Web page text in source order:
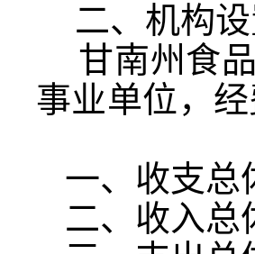
二、机构
甘南州食
事业单位，
一、收支总
二、收入总